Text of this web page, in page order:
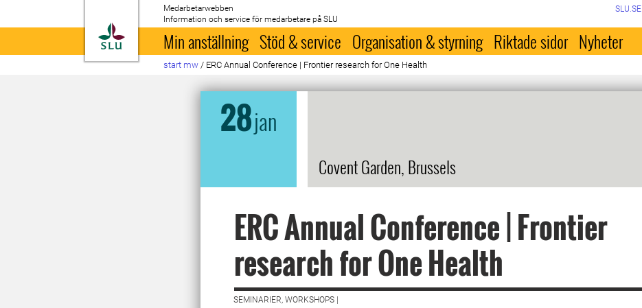
Till startsida
Medarbetarwebben
Information och service för medarbetare på SLU
SLU.SE
Min anställning Stöd & service Organisation & styrning Riktade sidor Nyheter
start mw / ERC Annual Conference | Frontier research for One Health
28jan
Covent Garden, Brussels
ERC Annual Conference | Frontier
research for One Health
SEMINARIER, WORKSHOPS |